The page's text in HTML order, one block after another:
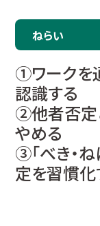
ねらい
①ワークを
認識する
②他者否定
やめる
③「べき・
定を習慣化